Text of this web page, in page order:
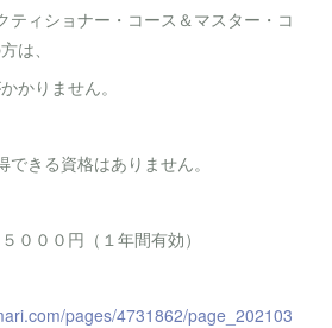
ティショナー・コース＆マスター・コ
は、
かりません。
きる資格はありません。
０００円（１年間有効）
pages/4731862/page_202103